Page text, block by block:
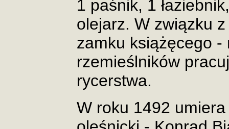
1 paśnik, 1
olejarz. W związku
zamku książęcego -
rzemieślników
rycerstwa.
W roku 1492